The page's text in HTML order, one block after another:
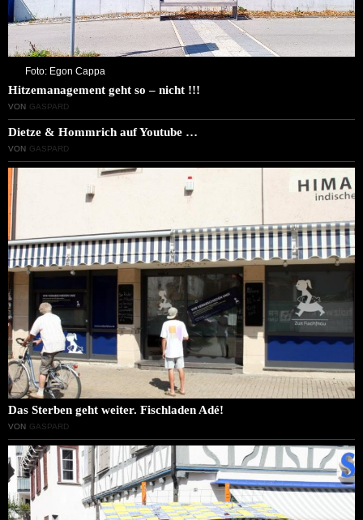
Foto: Egon Cappa
Hitzemanagement geht so – nicht !!!
VON GASPARD
Dietze & Hommrich auf Youtube …
VON GASPARD
Das Sterben geht weiter. Fischladen Adé!
VON GASPARD